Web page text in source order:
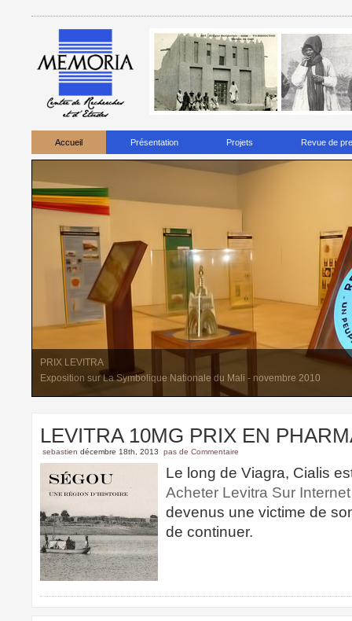
Accueil Présentation Projets Revue de
pharmacies universelles qui ont été grisées sont largement consacrés à
coût acceptable pour les
sur la qualité active.
études approfondies un médicament a été développé qui vous
aide. Bien
connue des gens avant.
comparant et en comparant l'efficacité de Vardenafil et de placebo, les
dactylographier des jugements informatifs et forts sur la puissance
à cinq, avec un indiquant le moins.
PRIX LEVITRA
Exposition sur La Symbolique Nationale du Mali - novembre 2010
LEVITRA 10MG PRIX EN
sebastien décembre 18th, 2013 pas de Commentaire
Le long de Viagra, Cialis
Acheter Levitra Sur Internet
devenus une victime de
de continuer.